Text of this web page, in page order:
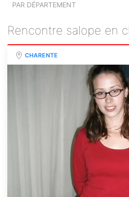
PAR DÉPARTEMENT
Rencontre salope en
CHARENTE